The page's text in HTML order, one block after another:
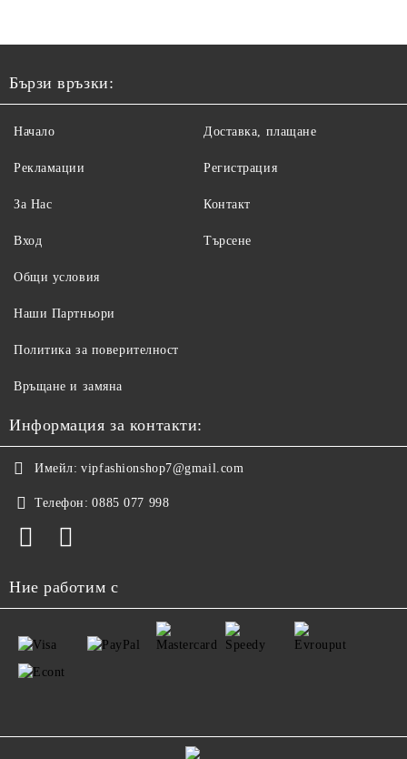
Бързи връзки:
Начало
Рекламации
За Нас
Вход
Доставка, плащане
Регистрация
Контакт
Търсене
Общи условия
Наши Партньори
Политика за поверителност
Връщане и замяна
Информация за контакти:
Имейл: vipfashionshop7@gmail.com
Телефон: 0885 077 998
Ние работим с